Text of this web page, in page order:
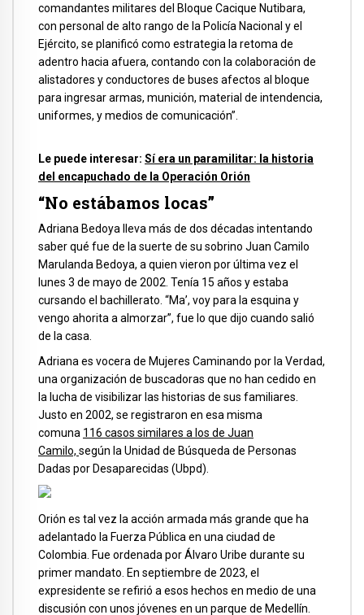
comandantes militares del Bloque Cacique Nutibara,
con personal de alto rango de la Policía Nacional y el
Ejército, se planificó como estrategia la retoma de
adentro hacia afuera, contando con la colaboración de
alistadores y conductores de buses afectos al bloque
para ingresar armas, munición, material de intendencia,
uniformes, y medios de comunicación”.
Le puede interesar: Sí era un paramilitar: la historia
del encapuchado de la Operación Orión
“No estábamos locas”
Adriana Bedoya lleva más de dos décadas intentando
saber qué fue de la suerte de su sobrino Juan Camilo
Marulanda Bedoya, a quien vieron por última vez el
lunes 3 de mayo de 2002. Tenía 15 años y estaba
cursando el bachillerato. “Ma’, voy para la esquina y
vengo ahorita a almorzar”, fue lo que dijo cuando salió
de la casa.
Adriana es vocera de Mujeres Caminando por la Verdad,
una organización de buscadoras que no han cedido en
la lucha de visibilizar las historias de sus familiares.
Justo en 2002, se registraron en esa misma
comuna 116 casos similares a los de Juan
Camilo, según la Unidad de Búsqueda de Personas
Dadas por Desaparecidas (Ubpd).
Orión es tal vez la acción armada más grande que ha
adelantado la Fuerza Pública en una ciudad de
Colombia. Fue ordenada por Álvaro Uribe durante su
primer mandato. En septiembre de 2023, el
expresidente se refirió a esos hechos en medio de una
discusión con unos jóvenes en un parque de Medellín.